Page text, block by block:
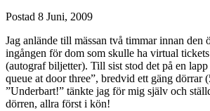
Postad 8 Juni, 2009
Jag anlände till mässan två timmar innan den
ingången för dom som skulle ha virtual
(autograf biljetter). Till sist stod det på en
queue at door three”, bredvid ett gäng dörrar
”Underbart!” tänkte jag för mig själv och
dörren, allra först i kön!